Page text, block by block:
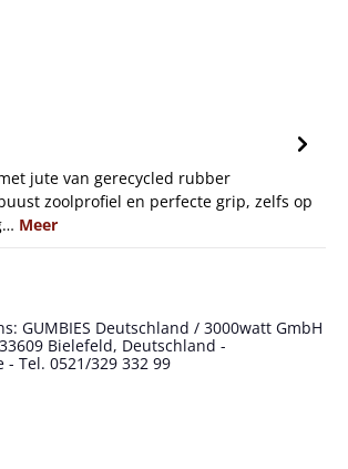
jute van gerecycled rubber
zoolprofiel en perfecte grip, zelfs op
Meer
GUMBIES Deutschland / 3000watt GmbH
Bielefeld, Deutschland -
- Tel. 0521/329 332 99